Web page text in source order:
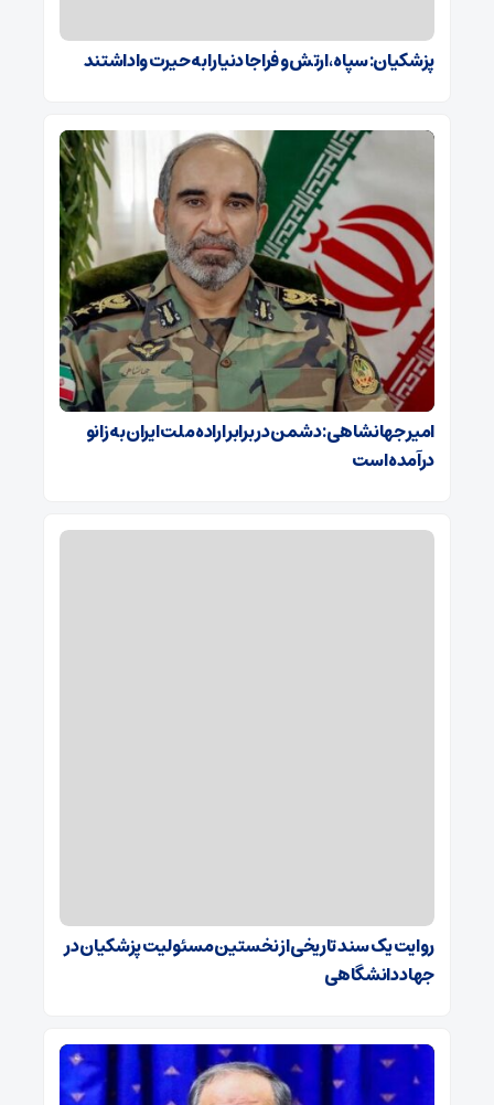
پزشکیان: سپاه، ارتش و فراجا دنیا را به حیرت واداشتند
امیر جهانشاهی: دشمن در برابر اراده ملت ایران به زانو
درآمده است
روایت یک سند تاریخی از نخستین مسئولیت پزشکیان در
جهاد دانشگاهی